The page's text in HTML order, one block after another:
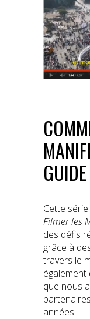
GUIDE
Cette
Filmer les
des défis
grâce à
travers le
que nous
années.